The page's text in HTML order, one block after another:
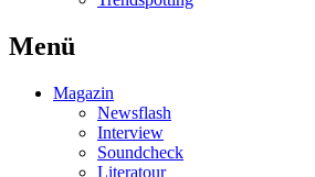
Menü
Magazin
Newsflash
Interview
Soundcheck
Literatour